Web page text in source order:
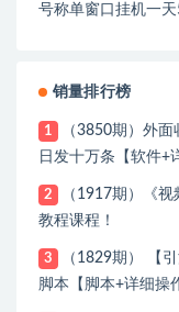
号称单窗口挂机一
销量排行榜
1
（3850期）外
日发十万条【软件+
2
（1917期）《
教程课程！
3
（1829期） 【
脚本【脚本+详细操